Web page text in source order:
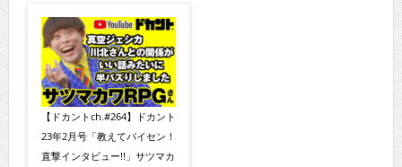
【ドカントch.#264】ドカント
23年2月号「教えてパイセン！
直撃インタビュー!!」サツマカ